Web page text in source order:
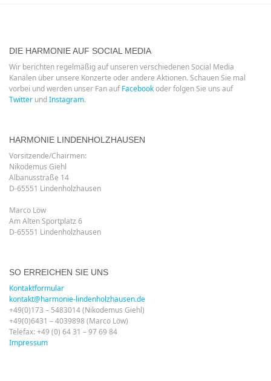
DIE HARMONIE AUF SOCIAL MEDIA
Wir berichten regelmäßig auf unseren verschiedenen Social Media
Kanälen über unsere Konzerte oder andere Aktionen. Schauen Sie mal
vorbei und werden unser Fan aufFacebookoder folgen Sie uns auf
Twitter undInstagram.
HARMONIE LINDENHOLZHAUSEN
Vorsitzende/Chairmen:
Nikodemus Giehl
Albanusstraße 14
D-65551 Lindenholzhausen
Marco Löw
Am Alten Sportplatz 6
D-65551 Lindenholzhausen
SO ERREICHEN SIE UNS
Kontaktformular
kontakt@harmonie-lindenholzhausen.de
+49(0)173 – 5483014 (Nikodemus Giehl)
+49(0)6431 – 4039898 (Marco Löw)
Telefax: +49 (0) 64 31 – 97 69 84
Impressum